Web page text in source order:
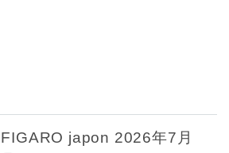
FIGARO japon 2026年7月